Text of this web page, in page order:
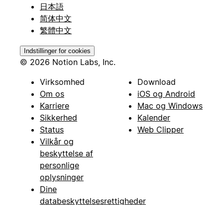
日本語
简体中文
繁體中文
Indstillinger for cookies
© 2026 Notion Labs, Inc.
Virksomhed
Om os
Karriere
Sikkerhed
Status
Vilkår og
beskyttelse af
personlige
oplysninger
Dine
databeskyttelsesrettigheder
Download
iOS og Android
Mac og Windows
Kalender
Web Clipper